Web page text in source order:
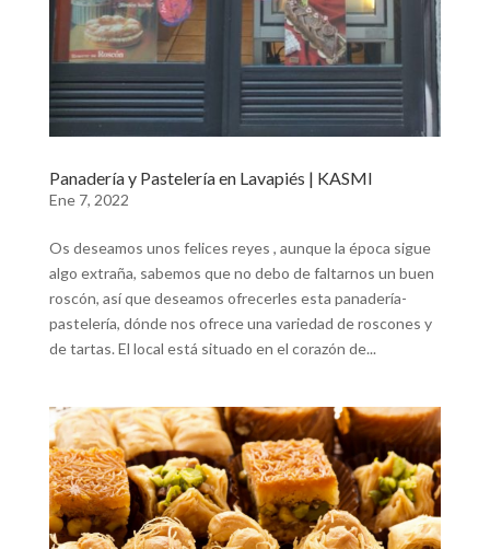
Panadería y Pastelería en Lavapiés | KASMI
Ene 7, 2022
Os deseamos unos felices reyes , aunque la época sigue
algo extraña, sabemos que no debo de faltarnos un buen
roscón, así que deseamos ofrecerles esta panadería-
pastelería, dónde nos ofrece una variedad de roscones y
de tartas. El local está situado en el corazón de...